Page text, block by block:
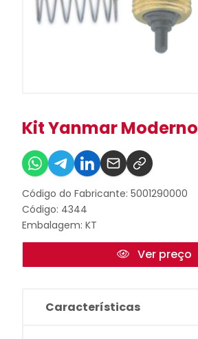
Kit Yanmar Moderno
Código do Fabricante: 5001290000
Código: 4344
Embalagem: KT
Ver preço
Características